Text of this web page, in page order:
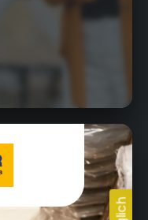
Hof